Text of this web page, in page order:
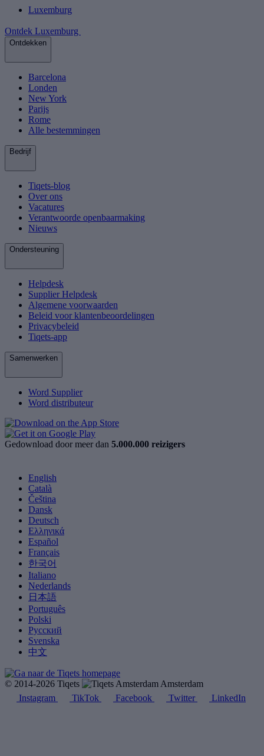
Luxemburg
Ontdek Luxemburg
Ontdekken
Barcelona
Londen
New York
Parijs
Rome
Alle bestemmingen
Bedrijf
Tiqets-blog
Over ons
Vacatures
Verantwoorde openbaarmaking
Nieuws
Ondersteuning
Helpdesk
Supplier Helpdesk
Algemene voorwaarden
Beleid voor klantenbeoordelingen
Privacybeleid
Tiqets-app
Samenwerken
Word Supplier
Word distributeur
Gedownload door meer dan 5.000.000 reizigers
English
Català
Čeština
Dansk
Deutsch
Ελληνικά
Español
Français
한국어
Italiano
Nederlands
日本語
Português
Polski
Русский
Svenska
中文
© 2014-2026 Tiqets
Amsterdam
Instagram
TikTok Facebook Twitter LinkedIn